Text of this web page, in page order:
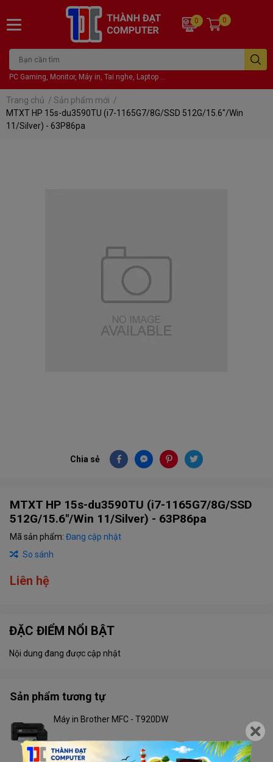
PC Gaming, Monitor, Máy in, Tai nghe, Laptop ...
0 0
Trang chủ / Sản phẩm mới /
MTXT HP 15s-du3590TU (i7-1165G7/8G/SSD 512G/15.6"/Win
11/Silver) - 63P86pa
Chia sẻ
MTXT HP 15s-du3590TU (i7-1165G7/8G/SSD
512G/15.6"/Win 11/Silver) - 63P86pa
Mã sản phẩm: Đang cập nhật
So sánh
Liên hệ
ĐẶC ĐIỂM NỔI BẬT
Nội dung đang được cập nhật
Sản phẩm tương tự
Máy in Brother MFC - T920DW
Liên hệ